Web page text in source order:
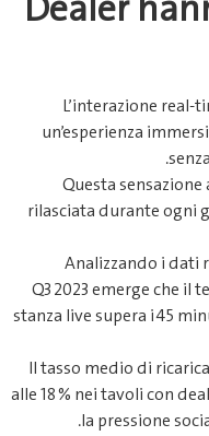
L’interazione real-
un’esperienza
Questa
rilasciata durante ogni
Analizzando i dati
Q3 2023 emerge che il
stanza live supera i 45
Il tasso medio di
alle 18 % nei tavoli con
la pressione